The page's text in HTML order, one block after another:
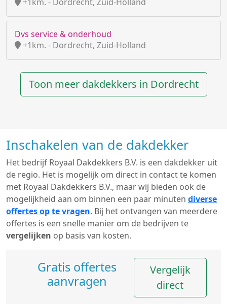
Dvs service & onderhoud
+1km. - Dordrecht, Zuid-Holland
Toon meer dakdekkers in Dordrecht
Inschakelen van de dakdekker
Het bedrijf Royaal Dakdekkers B.V. is een dakdekker uit
de regio. Het is mogelijk om direct in contact te komen
met Royaal Dakdekkers B.V., maar wij bieden ook de
mogelijkheid aan om binnen een paar minuten diverse
offertes op te vragen. Bij het ontvangen van meerdere
offertes is een snelle manier om de bedrijven te
vergelijken op basis van kosten.
Gratis offertes
aanvragen
Vergelijk
direct